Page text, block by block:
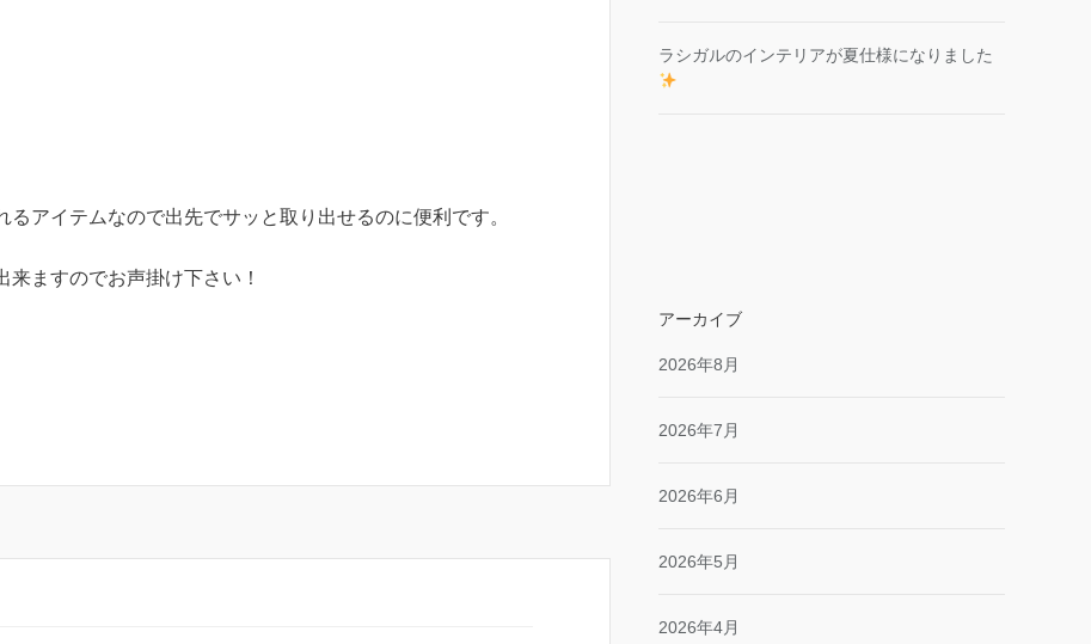
アイテムなので出先でサッと取り出せるのに便利です。
ますのでお声掛け下さい！
ラシガルのインテリアが夏仕様になりました
アーカイブ
2026年8月
2026年7月
2026年6月
2026年5月
2026年4月